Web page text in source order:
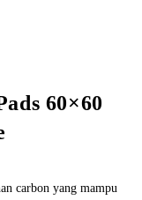
60×60
carbon yang mampu